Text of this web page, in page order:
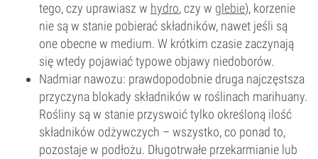
tego, czy uprawiasz w hydro, czy w glebie), korzenie
nie są w stanie pobierać składników, nawet jeśli są
one obecne w medium. W krótkim czasie zaczynają
się wtedy pojawiać typowe objawy niedoborów.
Nadmiar nawozu: prawdopodobnie druga najczęstsza
przyczyna blokady składników w roślinach marihuany.
Rośliny są w stanie przyswoić tylko określoną ilość
składników odżywczych – wszystko, co ponad to,
pozostaje w podłożu. Długotrwałe przekarmianie lub